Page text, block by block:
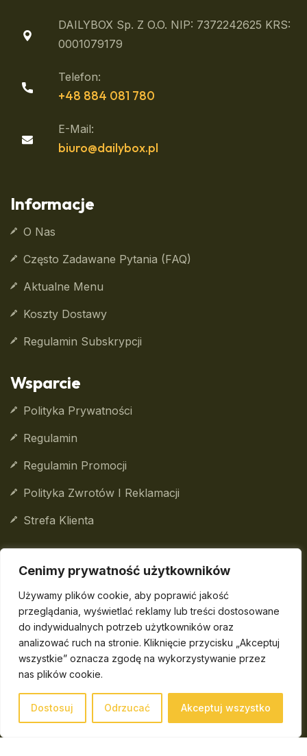
Cenimy prywatność użytkowników
Używamy plików cookie, aby poprawić jakość
przeglądania, wyświetlać reklamy lub treści dostosowane
do indywidualnych potrzeb użytkowników oraz
analizować ruch na stronie. Kliknięcie przycisku „Akceptuj
wszystkie” oznacza zgodę na wykorzystywanie przez
nas plików cookie.
Dostosuj Odrzucać Akceptuj wszystko
DAILYBOX Sp. Z O.o. NIP: 7372242625 KRS:
0001079179
Telefon:
+48 884 081 780
E-Mail:
biuro@dailybox.pl
Informacje
O Nas
Często Zadawane Pytania (FAQ)
Aktualne Menu
Koszty Dostawy
Regulamin Subskrypcji
Wsparcie
Polityka Prywatności
Regulamin
Regulamin Promocji
Polityka Zwrotów I Reklamacji
Strefa Klienta
© 2026DailyBox Sp. z o.o. Wszelkie prawa
zastrzeżone.
DailyBoxSp. z o.o. wpisana do Centralnej Ewidencji i
Informacji o Działalności Gospodarczej
Rzeczypospolitej Polskiej, prowadzona przez Ministra
Sąd rejestrowy: Sąd Rejonowy dla Krakowa-
Śródmieścia w Krakowie, XI Wydział Gospodarczy